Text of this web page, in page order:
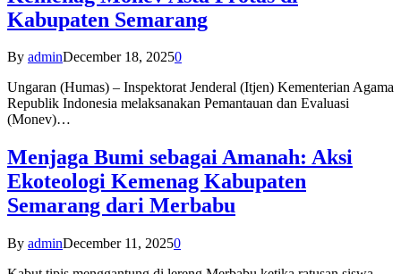
Kabupaten Semarang
By adminDecember 18, 20250
Ungaran (Humas) – Inspektorat Jenderal (Itjen) Kementerian Agama
Republik Indonesia melaksanakan Pemantauan dan Evaluasi
(Monev)…
Menjaga Bumi sebagai Amanah: Aksi
Ekoteologi Kemenag Kabupaten
Semarang dari Merbabu
By adminDecember 11, 20250